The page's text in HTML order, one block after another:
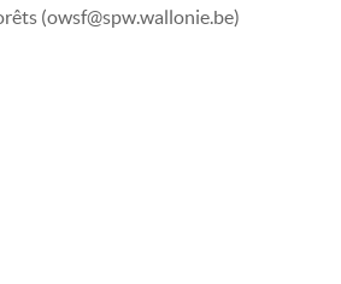
(owsf@spw.wallonie.be)